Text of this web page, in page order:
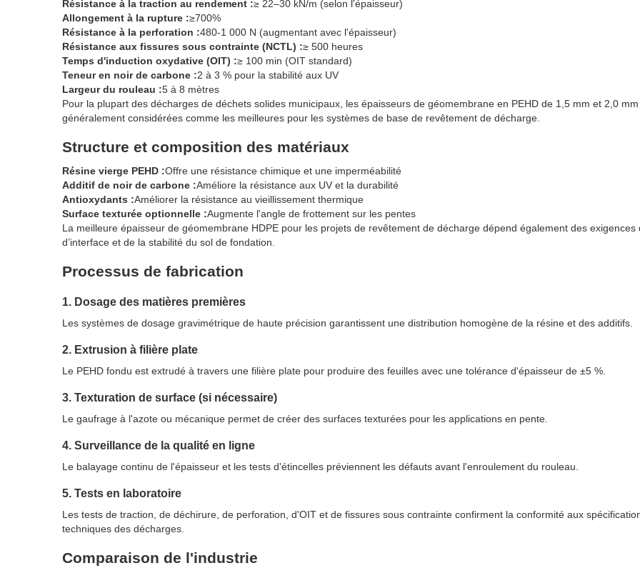
Résistance à la traction au rendement :≥ 22–30 kN/m (selon l'épaisseur)
Allongement à la rupture :≥700%
Résistance à la perforation :480-1 000 N (augmentant avec l'épaisseur)
Résistance aux fissures sous contrainte (NCTL) :≥ 500 heures
Temps d'induction oxydative (OIT) :≥ 100 min (OIT standard)
Teneur en noir de carbone :2 à 3 % pour la stabilité aux UV
Largeur du rouleau :5 à 8 mètres
Pour la plupart des décharges de déchets solides municipaux, les épaisseurs de géomembrane en PEHD de 1,5 mm et 2,0
généralement considérées comme les meilleures pour les systèmes de base de revêtement de décharge.
Structure et composition des matériaux
Résine vierge PEHD :Offre une résistance chimique et une imperméabilité
Additif de noir de carbone :Améliore la résistance aux UV et la durabilité
Antioxydants :Améliorer la résistance au vieillissement thermique
Surface texturée optionnelle :Augmente l'angle de frottement sur les pentes
La meilleure épaisseur de géomembrane HDPE pour les projets de revêtement de décharge dépend également des exigences
d’interface et de la stabilité du sol de fondation.
Processus de fabrication
1. Dosage des matières premières
Les systèmes de dosage gravimétrique de haute précision garantissent une distribution homogène de la résine et des additifs.
2. Extrusion à filière plate
Le PEHD fondu est extrudé à travers une filière plate pour produire des feuilles avec une tolérance d'épaisseur de ±5 %.
3. Texturation de surface (si nécessaire)
Le gaufrage à l'azote ou mécanique permet de créer des surfaces texturées pour les applications en pente.
4. Surveillance de la qualité en ligne
Le balayage continu de l'épaisseur et les tests d'étincelles préviennent les défauts avant l'enroulement du rouleau.
5. Tests en laboratoire
Les tests de traction, de déchirure, de perforation, d'OIT et de fissures sous contrainte confirment la conformité aux
techniques des décharges.
Comparaison de l'industrie